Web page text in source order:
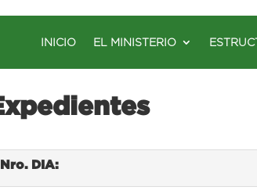
INICIO EL MINISTERIO
Nro. DIA: